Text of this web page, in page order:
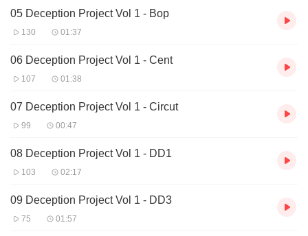
05 Deception Project Vol 1 - Bop
130 01:37
06 Deception Project Vol 1 - Cent
107 01:38
07 Deception Project Vol 1 - Circut
99 00:47
08 Deception Project Vol 1 - DD1
103 02:17
09 Deception Project Vol 1 - DD3
75 01:57